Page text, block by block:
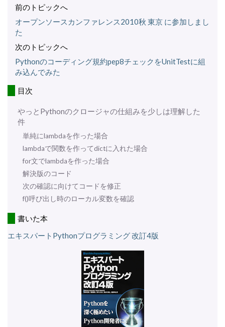
前のトピックへ
オープンソースカンファレンス2010秋 東京 に参加しまし
た
次のトピックへ
Pythonのコーディング規約pep8チェックをUnitTestに組
み込んでみた
目次
やっとPythonのクロージャの仕組みを少しは理解した
件
単純にlambdaを作った場合
lambdaで関数を作ってdictに入れた場合
for文でlambdaを作った場合
解決版のコード
次の確認に向けてコードを修正
f()呼び出し時のローカル変数を確認
書いた本
エキスパートPythonプログラミング 改訂4版